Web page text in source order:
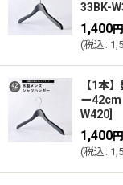
33BK-
1,400円
(税込 :
【1本
ー
W420
1,400円
(税込 :